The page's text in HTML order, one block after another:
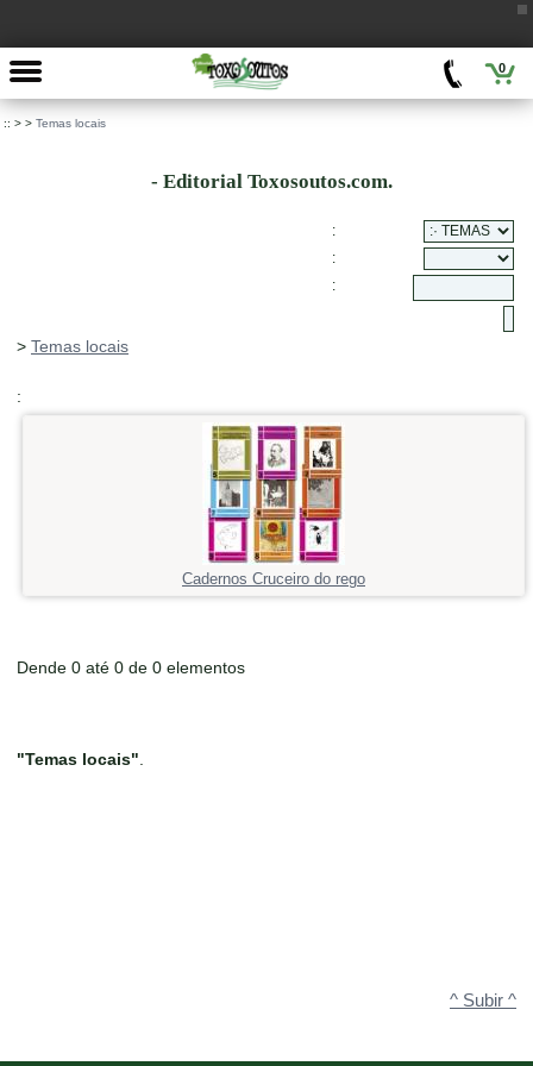
0
:: > > Temas locais
- Editorial Toxosoutos.com.
:
:
:
> Temas locais
:
Cadernos Cruceiro do rego
Dende 0 até 0 de 0 elementos
"Temas locais"
^ Subir ^